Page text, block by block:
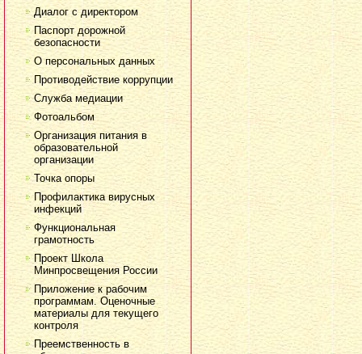
Диалог с директором
Паспорт дорожной
безопасности
О персональных данных
Противодействие коррупции
Служба медиации
Фотоальбом
Организация питания в
образовательной
организации
Точка опоры
Профилактика вирусных
инфекций
Функциональная
грамотность
Проект Школа
Минпросвещения России
Приложение к рабочим
программам. Оценочные
материалы для текущего
контроля
Преемственность в